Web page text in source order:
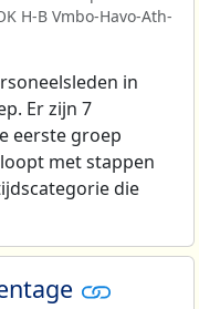
H-B Vmbo-Havo-Ath-
in
Er zijn 7
eerste groep
met stappen
die